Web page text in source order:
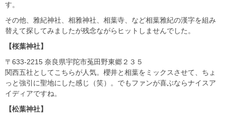
す。
その他、雅紀神社、相雅神社、相葉寺、など相葉雅紀の漢字を組み
替えて探してみましたが残念ながらヒットしませんでした。
【桜葉神社】
〒633-2215 奈良県宇陀市菟田野東郷２３５
関西五社としてこちらが人気。櫻井と相葉をミックスさせて、ちょ
っと強引に聖地にした感じ（笑）。でもファンが喜ぶならナイスア
イディアですね。
【松葉神社】